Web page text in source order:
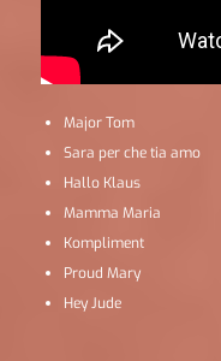
Major Tom
Sara per che tia amo
Hallo Klaus
Mamma Maria
Kompliment
Proud Mary
Hey Jude